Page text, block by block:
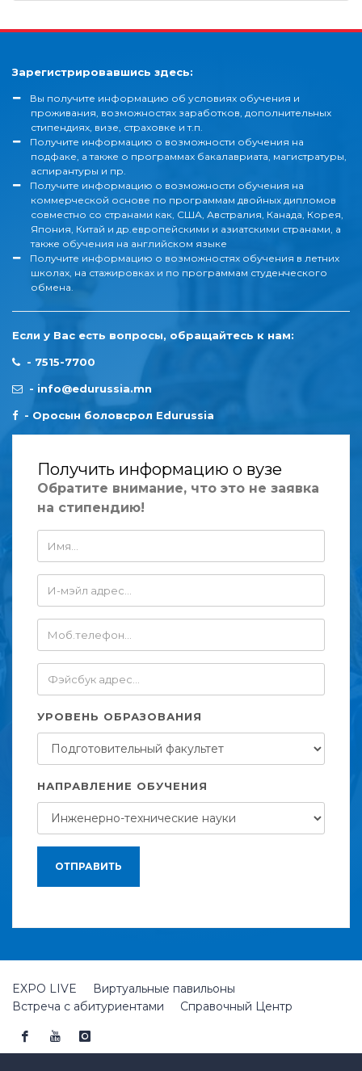
Зарегистрировавшись здесь:
Вы получите информацию об условиях обучения и
проживания, возможностях заработков, дополнительных
стипендиях, визе, страховке и т.п.
Получите информацию о возможности обучения на
подфаке, а также о программах бакалавриата, магистратуры,
аспирантуры и пр.
Получите информацию о возможности обучения на
коммерческой основе по программам двойных дипломов
совместно со странами как, США, Австралия, Канада, Корея,
Япония, Китай и др.европейскими и азиатскими странами, а
также обучения на английском языке
Получите информацию о возможностях обучения в летних
школах, на стажировках и по программам студенческого
обмена.
Если у Вас есть вопросы, обращайтесь к нам:
- 7515-7700
- info@edurussia.mn
- Оросын боловсрол Edurussia
Получить информацию о вузе
Обратите внимание, что это не заявка
на стипендию!
УРОВЕНЬ ОБРАЗОВАНИЯ
НАПРАВЛЕНИЕ ОБУЧЕНИЯ
ОТПРАВИТЬ
EXPO LIVE
Виртуальные павильоны
Встреча с абитуриентами
Справочный Центр